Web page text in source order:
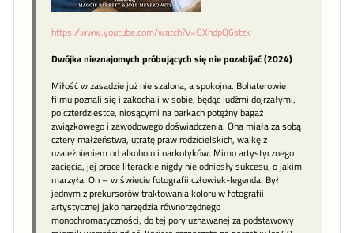
https://www.youtube.com/watch?v=OXhdpQ6stzk
Dwójka nieznajomych próbujących się nie pozabijać (2024)
Miłość w zasadzie już nie szalona, a spokojna. Bohaterowie
filmu poznali się i zakochali w sobie, będąc ludźmi dojrzałymi,
po czterdziestce, niosącymi na barkach potężny bagaż
związkowego i zawodowego doświadczenia. Ona miała za sobą
cztery małżeństwa, utratę praw rodzicielskich, walkę z
uzależnieniem od alkoholu i narkotyków. Mimo artystycznego
zacięcia, jej prace literackie nigdy nie odniosły sukcesu, o jakim
marzyła. On – w świecie fotografii człowiek-legenda. Był
jednym z prekursorów traktowania koloru w fotografii
artystycznej jako narzędzia równorzędnego
monochromatyczności, do tej pory uznawanej za podstawowy